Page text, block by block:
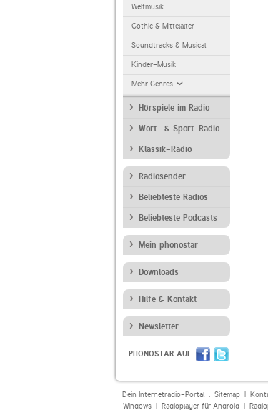
Weltmusik
Gothic & Mittelalter
Soundtracks & Musical
Kinder-Musik
Mehr Genres
Hörspiele im Radio
Wort- & Sport-Radio
Klassik-Radio
Radiosender
Beliebteste Radios
Beliebteste Podcasts
Mein phonostar
Downloads
Hilfe & Kontakt
Newsletter
PHONOSTAR AUF
Dein Internetradio-Portal : Sitemap|
Windows| Radioplayer für Android|